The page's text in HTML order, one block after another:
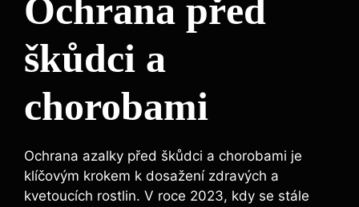
Ochrana před ​
škůdci a
chorobami
Ochrana ​azalky před škůdci a chorobami je
klíčovým krokem ⁢k‌ dosažení zdravých⁢ a⁣
kvetoucích rostlin. V roce 2023, ​kdy se stále